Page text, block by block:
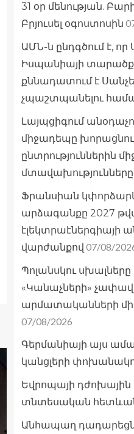
31 օր մենության.
Բրյուսել օգոստոսին
ԱՄՆ-ն ընդգծում է,
Իսպանիայի տարածք
քննադատում է
չպաշտպանելու
Լայպցիգում
միջադեպը
ընտրություններին
մտավախությունները
Ֆրանսիան
արձագանքը 2027
էլեկտրաէներգիայի
վարժանքով 07/08/
Պոլանսկու
«Կանաչների»
արմատականների
07/08/2026
Գերմանիայի այս
կանցլերի
Եվրոպայի
տնտեսական
Անհապաղ